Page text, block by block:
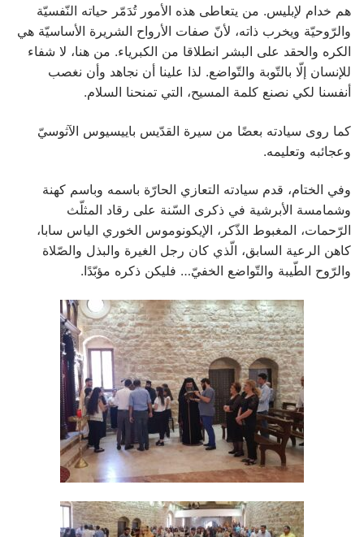
هم خدام لإبليس. من يتعاطى هذه الأمور تُدَمّر حياته النّفسيّة
والرّوحيّة ويخرب ذاته، لأنّ صفات الأرواح الشريرة الأساسيّة هي
الكره والحقد على البشر انطلاقا من الكبرياء. من هنا، لا شفاء
للإنسان إلّا بالتّوبة والتّواضع. لذا علينا أن نجاهد وأن نغصب
أنفسنا لكي نصنع كلمة المسيح، التي تمنحنا السلام.
كما روى سيادته بعضًا من سيرة القدّيس باييسيوس الآثوسيّ
وعجائبه وتعليمه.
وفي الختام، قدم سيادته التعازي الحارّة باسمه وباسم كهنة
وشمامسة الأبرشية في ذكرى السّنة على رقاد المثلّث
الرّحمات، المغبوط الذّكر، الإيكونوموس الخوري الياس سابا،
كاهن الرعية السابق، الّذي كان رجل الغيرة والبذل والصّلاة
والرّوح الطّيبة والتّواضع الخفيّ… فليكن ذكره مؤبّدًا.